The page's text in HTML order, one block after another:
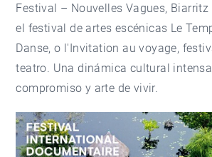
Festival – Nouvelles Vagues, Biarritz
el festival de artes escénicas Le
Danse, o l'Invitation au voyage,
teatro. Una dinámica cultural
compromiso y arte de vivir.